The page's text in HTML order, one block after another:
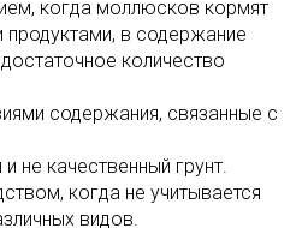
когда моллюсков кормят
продуктами, в содержание
количество
содержания, связанные с
не качественный грунт.
когда не учитывается
видов.